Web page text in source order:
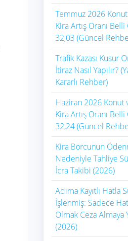
Temmuz 2026
Kira Artış Oranı
32,03 (Güncel
Trafik Kazası Kusur
İtiraz Nasıl Yapılır?
Kararlı Rehber)
Haziran 2026 Konut
Kira Artış Oranı
32,24 (Güncel
Kira Borcunun
Nedeniyle Tahliye
İcra Takibi (2026)
Adıma Kayıtlı Hatla
İşlenmiş: Sadece
Olmak Ceza Almaya
(2026)